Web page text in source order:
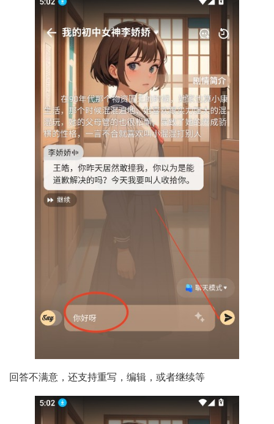
回答不满意，还支持重写，编辑，或者继续等